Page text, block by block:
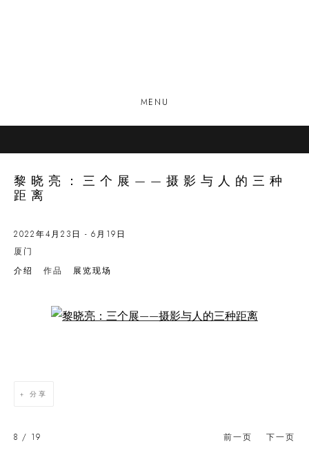
MENU
黎晓亮：三个展——摄影与人的三种
距离
2022年4月23日 - 6月19日
厦门
介绍
作品 展览现场
Open a larger version of the following image in a popup:
分享
前一页 下一页
8 / 19